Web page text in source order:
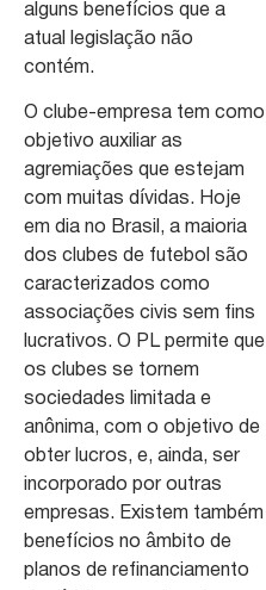
alguns benefícios que a
atual legislação não
contém.
O clube-empresa tem como
objetivo auxiliar as
agremiações que estejam
com muitas dívidas. Hoje
em dia no Brasil, a maioria
dos clubes de futebol são
caracterizados como
associações civis sem fins
lucrativos. O PL permite que
os clubes se tornem
sociedades limitada e
anônima, com o objetivo de
obter lucros, e, ainda, ser
incorporado por outras
empresas. Existem também
benefícios no âmbito de
planos de refinanciamento